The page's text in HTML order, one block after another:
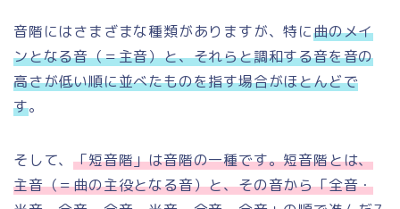
音階にはさまざまな種類がありますが、特に曲のメイ
ンとなる音（＝主音）と、それらと調和する音を音の
高さが低い順に並べたものを指す場合がほとんどで
す。
そして、「短音階」は音階の一種です。短音階とは、
主音（＝曲の主役となる音）と、その音から「全音・